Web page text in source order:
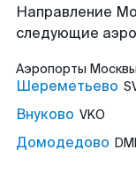
Направление
следующие
Аэропорты Москвы
Шереметьево
Внуково VKO
Домодедово